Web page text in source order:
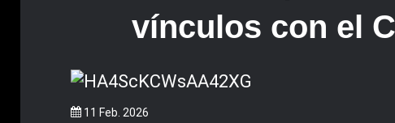
vínculos con el
11 Feb. 2026